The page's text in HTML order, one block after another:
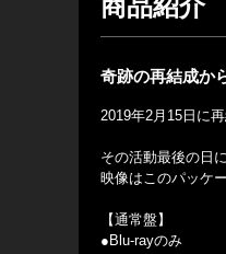
商品紹介
奇跡の再結成か
2019年2月15日に
その活動最後の日
映像はこのパッケ
【通常盤】
●Blu-rayのみ